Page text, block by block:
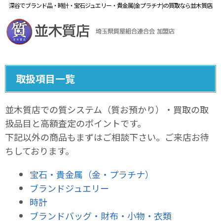
深谷でブランド品・時計・宝石ジュエリー・貴金属(金プラチナ)の買取なら並木質店
取扱項目一覧
並木質店での質システム（質お預かり）・買取の取
扱品目と高額査定のポイントです。
下記以外の商品もまずはご相談下さい。ご来店お待
ちしております。
宝石・貴金属（金・プラチナ）
ブランドジュエリー
時計
ブランドバッグ・財布・小物・衣類